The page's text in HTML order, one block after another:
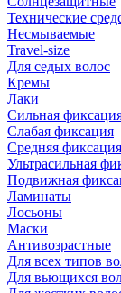
Технические
Несмываемые
Travel-size
Для седых волос
Кремы
Лаки
Сильная
Слабая фиксация
Средняя фиксация
Ультрасильная
Подвижная
Ламинаты
Лосьоны
Маски
Антивозрастные
Для всех типов
Для вьющихся